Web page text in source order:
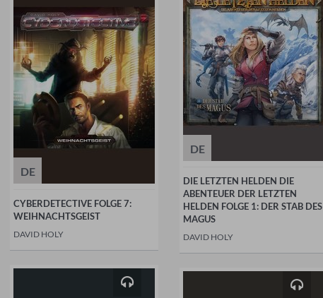
DE
CYBERDETECTIVE FOLGE 7:
WEIHNACHTSGEIST
DAVID HOLY
DE
DIE LETZTEN HELDEN DIE
ABENTEUER DER LETZTEN
HELDEN FOLGE 1: DER STAB DES
MAGUS
DAVID HOLY